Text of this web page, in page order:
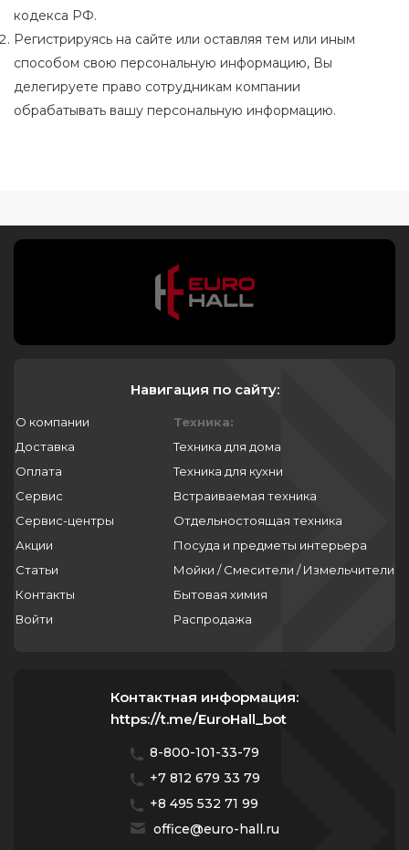
кодекса РФ.
Регистрируясь на сайте или оставляя тем или иным
способом свою персональную информацию, Вы
делегируете право сотрудникам компании
обрабатывать вашу персональную информацию.
Навигация по сайту:
О компании
Доставка
Оплата
Сервис
Сервис-центры
Акции
Статьи
Контакты
Войти
Техника:
Техника для дома
Техника для кухни
Встраиваемая техника
Отдельностоящая техника
Посуда и предметы интерьера
Мойки / Смесители / Измельчители
Бытовая химия
Распродажа
Контактная информация:
https://t.me/EuroHall_bot
8-800-101-33-79
+7 812 679 33 79
+8 495 532 71 99
office@euro-hall.ru